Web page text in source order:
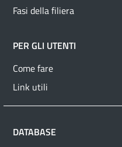
Fasi della filiera
PER GLI UTENTI
Come fare
Link utili
DATABASE